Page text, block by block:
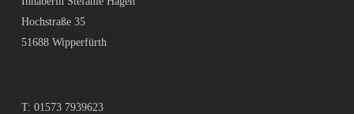
Hochstraße 35
51688 Wipperfürth
T: 01573 7939623